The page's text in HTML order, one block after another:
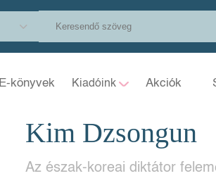
E-könyvek Kiadóink Akciók
Kim Dzsongun
Az észak-koreai diktátor